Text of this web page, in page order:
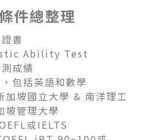
件總整理
書
Ability Test
成績
包括英語和數學
加坡國立大學 & 南洋理工
坡管理大學
或IELTS